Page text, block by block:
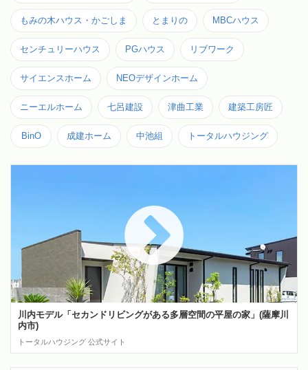
もみの木ハウス・かごしま とまりの MBCハウス
センチュリーハウス PGハウス リブワーク
サイエンスホーム NEOデザインホーム
ニーエルホーム 七呂建設 津曲工業 建築工房匠
BinO 成建ホーム 中池組 トータルハウジング
川内モデル「セカンドリビングがある多層空間の平屋の家」(薩摩川
内市)
トータルハウジング 公式サイト